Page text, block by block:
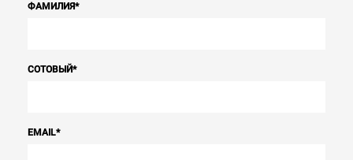
ФАМИЛИЯ*
СОТОВЫЙ*
EMAIL*